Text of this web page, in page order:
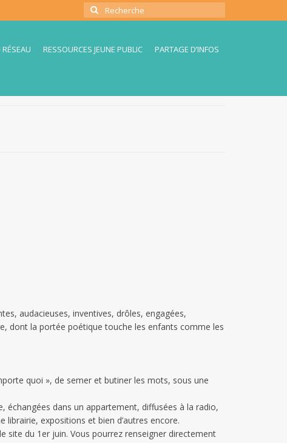
Rechercher
:
RESSOURCES JEUNE PUBLIC PARTAGE D’INFOS
audacieuses, inventives, drôles, engagées,
dont la portée poétique touche les enfants comme les
quoi », de semer et butiner les mots, sous une
échangées dans un appartement, diffusées à la radio,
expositions et bien d’autres encore.
site du 1er juin. Vous pourrez renseigner directement